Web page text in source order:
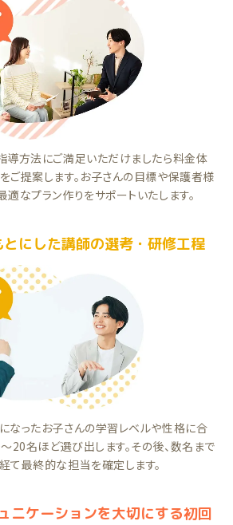
導方法にご満足いただけましたら料金体
ご提案します。お子さんの目標や保護者様
適なプラン作りをサポートいたします。
にした講師の選考・研修工程
なったお子さんの学習レベルや性格に合
20名ほど選び出します。その後、数名まで
て最終的な担当を確定します。
ニケーションを大切にする初回